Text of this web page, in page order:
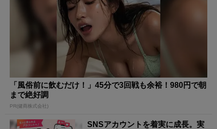
「風俗前に飲むだけ！」45分で3回戦も余裕！980円で朝
まで絶好調
PR(健商株式会社)
SNSアカウントを着実に成長。実